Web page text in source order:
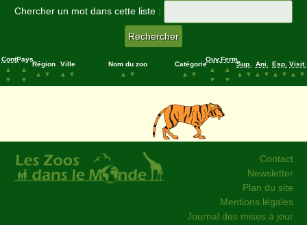
Chercher un mot dans cette liste :
Cont.
▲
▼
Pays
▲
▼
Région
▲
▼
Ville
▲
▼
Nom du zoo
▲
▼
Catégorie
▲
▼
Ouv.
▲
▼
Ferm.
▲
▼
Sup.
▲
▼
Ani.
▲
▼
Esp.
▲
▼
Visit.
▲
▼
Contact
Newsletter
Plan du site
Mentions légales
Journal des mises à jour